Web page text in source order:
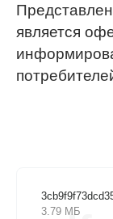
является
3.79 МБ